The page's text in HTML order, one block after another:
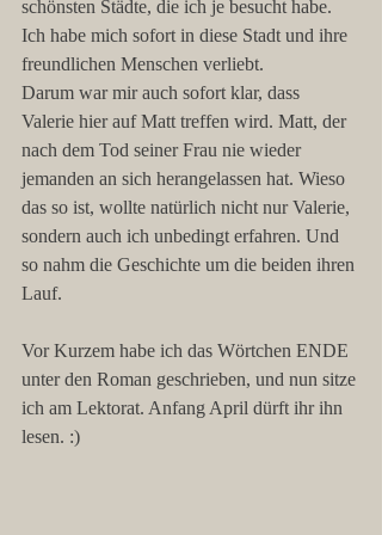
schönsten Städte, die ich je besucht habe.
Ich habe mich sofort in diese Stadt und ihre
freundlichen Menschen verliebt.
Darum war mir auch sofort klar, dass
Valerie hier auf Matt treffen wird. Matt, der
nach dem Tod seiner Frau nie wieder
jemanden an sich herangelassen hat. Wieso
das so ist, wollte natürlich nicht nur Valerie,
sondern auch ich unbedingt erfahren. Und
so nahm die Geschichte um die beiden ihren
Lauf.
Vor Kurzem habe ich das Wörtchen ENDE
unter den Roman geschrieben, und nun sitze
ich am Lektorat. Anfang April dürft ihr ihn
lesen. :)